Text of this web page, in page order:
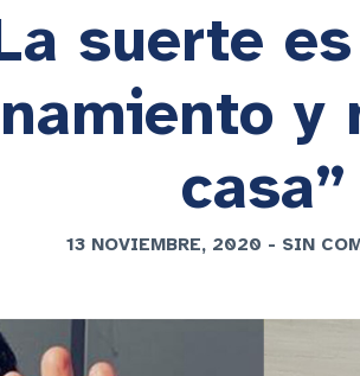
suerte
casa”
13 NOVIEMBRE, 2020 - SIN